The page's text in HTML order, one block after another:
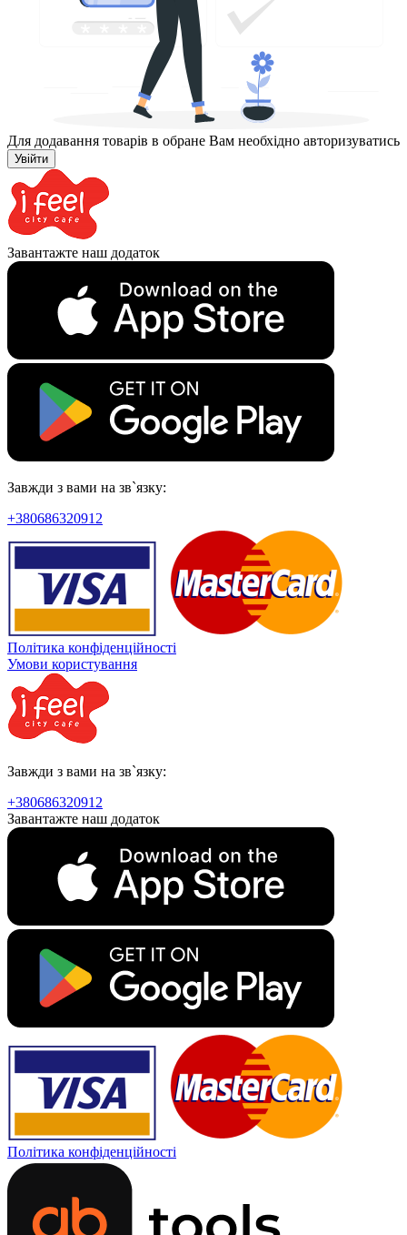
Для додавання товарів в обране Вам необхідно авторизуватись
Увійти
Завантажте наш додаток
Завжди з вами на зв`язку:
+380686320912
Політика конфіденційності
Умови користування
Завжди з вами на зв`язку:
+380686320912
Завантажте наш додаток
Політика конфіденційності